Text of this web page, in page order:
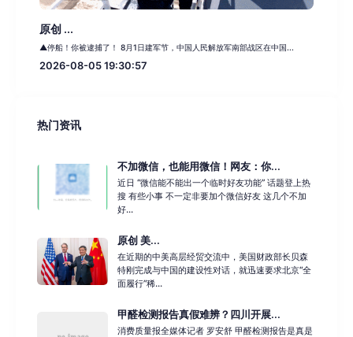
原创 ...
▲停船！你被逮捕了！ 8月1日建军节，中国人民解放军南部战区在中国...
2026-08-05 19:30:57
热门资讯
不加微信，也能用微信！网友：你...
近日 “微信能不能出一个临时好友功能” 话题登上热
搜 有些小事 不一定非要加个微信好友 这几个不加
好...
原创 美...
在近期的中美高层经贸交流中，美国财政部长贝森
特刚完成与中国的建设性对话，就迅速要求北京“全
面履行”稀...
甲醛检测报告真假难辨？四川开展...
消费质量报全媒体记者 罗安舒 甲醛检测报告是真是